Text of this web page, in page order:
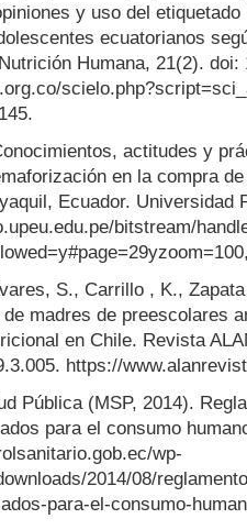
y uso del
ecuatorianos
Humana, 21(2). doi:
actitudes y
en la compra
Ecuador. Universidad
bitstream/
S., Carrillo , K.,
madres de preescolares
en Chile. Revista
https://
Pública (MSP, 2014).
para el consumo
wp-
2014/08/
para-el-consumo-